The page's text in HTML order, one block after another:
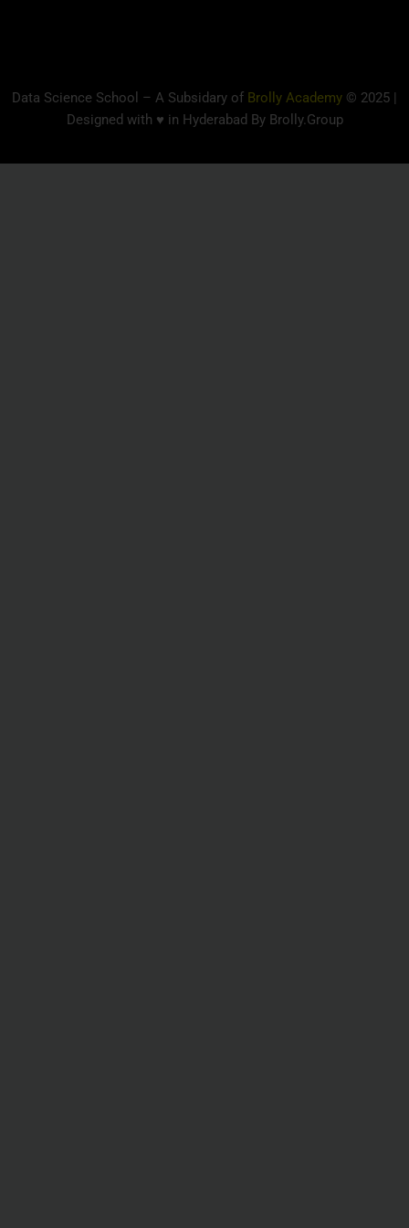
Data Science School – A Subsidary of Brolly Academy © 2025 |
Designed with ♥ in Hyderabad By Brolly.Group